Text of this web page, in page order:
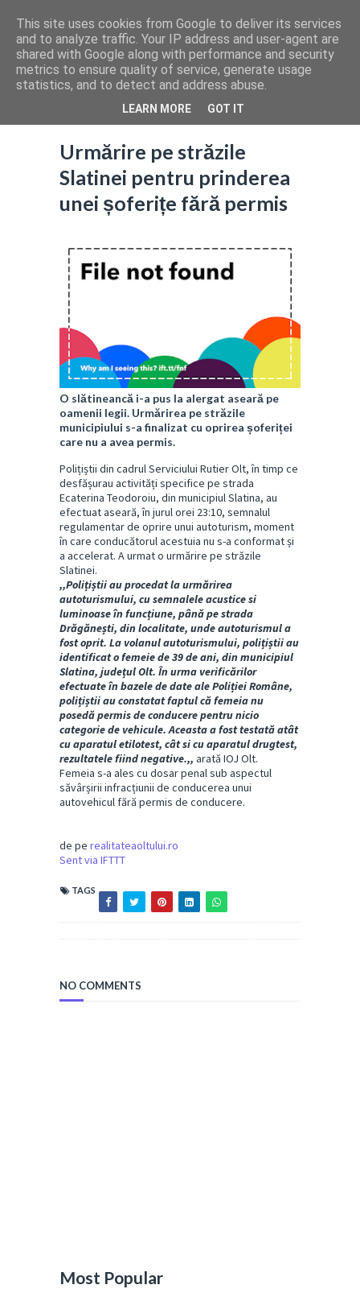
Urmărire pe străzile
Slatinei pentru prinderea
unei șoferițe fără permis
O slătineancă i-a pus la alergat aseară pe
oamenii legii. Urmărirea pe străzile
municipiului s-a finalizat cu oprirea șoferiței
care nu a avea permis.
Polițiștii din cadrul Serviciului Rutier Olt, în timp ce
desfășurau activități specifice pe strada
Ecaterina Teodoroiu, din municipiul Slatina, au
efectuat aseară, în jurul orei 23:10, semnalul
regulamentar de oprire unui autoturism, moment
în care conducătorul acestuia nu s-a conformat și
a accelerat. A urmat o urmărire pe străzile
Slatinei.
,,Polițiștii au procedat la urmărirea
autoturismului, cu semnalele acustice si
luminoase în funcțiune, până pe strada
Drăgănești, din localitate, unde autoturismul a
fost oprit. La volanul autoturismului, polițiștii au
identificat o femeie de 39 de ani, din municipiul
Slatina, județul Olt. În urma verificărilor
efectuate în bazele de date ale Poliției Române,
polițiștii au constatat faptul că femeia nu
posedă permis de conducere pentru nicio
categorie de vehicule. Aceasta a fost testată atât
cu aparatul etilotest, cât si cu aparatul drugtest,
rezultatele fiind negative.,, arată IOJ Olt.
Femeia s-a ales cu dosar penal sub aspectul
săvârșirii infracțiunii de conducerea unui
autovehicul fără permis de conducere.
de pe realitateaoltului.ro
Sent via IFTTT
TAGS
NO COMMENTS
Most Popular
This site uses cookies from Google to deliver its services
and to analyze traffic. Your IP address and user-agent are
shared with Google along with performance and security
metrics to ensure quality of service, generate usage
statistics, and to detect and address abuse.
LEARN MORE GOT IT